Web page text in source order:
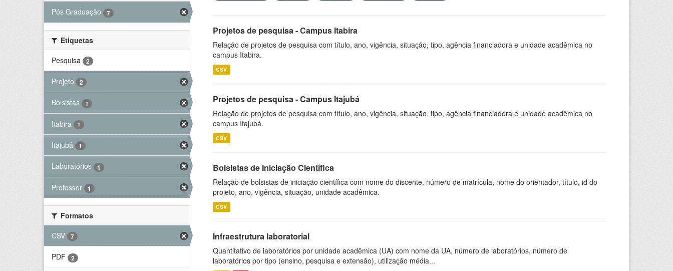
Pós Graduação
7
Etiquetas
Pesquisa
2
Projeto 2
Bolsistas 1
Itabira 1
Itajubá 1
Laboratórios 1
Professor 1
Formatos
CSV
7
PDF 2
Projetos de pesquisa - Campus Itabira
Relação de projetos de pesquisa com título, ano, vigência, situação, tipo, agência financiadora e unidade acadêmica no
campus Itabira.
CSV
Projetos de pesquisa - Campus Itajubá
Relação de projetos de pesquisa com título, ano, vigência, situação, tipo, agência financiadora e unidade acadêmica no
campus Itajubá.
CSV
Bolsistas de Iniciação Científica
Relação de bolsistas de iniciação científica com nome do discente, número de matrícula, nome do orientador, título, id do
projeto, ano, vigência, situação, unidade acadêmica.
CSV
Infraestrutura laboratorial
Quantitativo de laboratórios por unidade acadêmica (UA) com nome da UA, número de laboratórios, número de
laboratórios por tipo (ensino, pesquisa e extensão), utilização média...